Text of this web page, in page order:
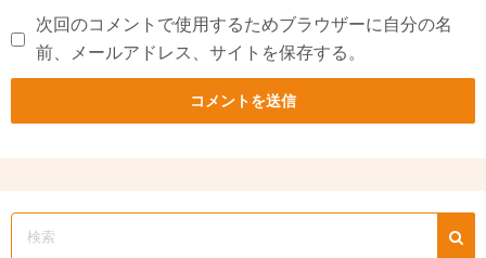
次回のコメントで使用するためブラウザーに自分の名
前、メールアドレス、サイトを保存する。